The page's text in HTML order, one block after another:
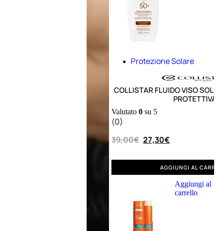
Aggiungi
al
Protezione Solare
COLLISTAR FLUIDO VISO
PROTETTIVA
Valutato 0 su 5
(0)
39,00€ 27,30€
AGGIUNGI AL
Aggiungi al
carrello